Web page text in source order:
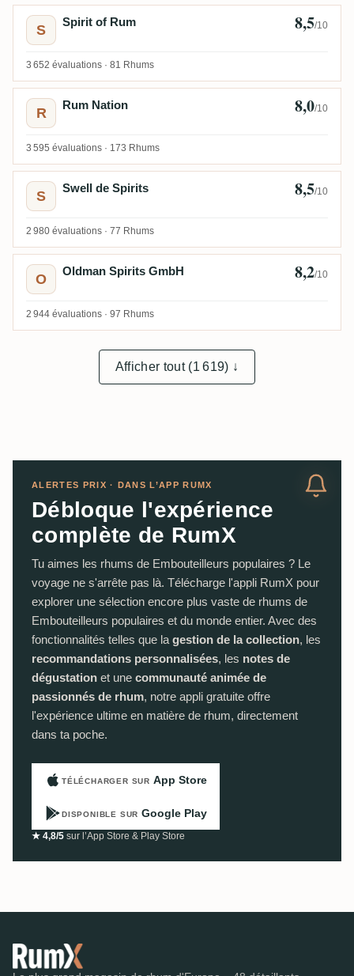
S
Spirit of Rum 8,5/10
3 652 évaluations · 81 Rhums
R
Rum Nation 8,0/10
3 595 évaluations · 173 Rhums
S
Swell de Spirits 8,5/10
2 980 évaluations · 77 Rhums
O
Oldman Spirits GmbH 8,2/10
2 944 évaluations · 97 Rhums
Afficher tout (1 619) ↓
ALERTES PRIX · DANS L’APP RUMX
Débloque l'expérience
complète de RumX
Tu aimes les rhums de Embouteilleurs populaires ? Le
voyage ne s'arrête pas là. Télécharge l'appli RumX pour
explorer une sélection encore plus vaste de rhums de
Embouteilleurs populaires et du monde entier. Avec des
fonctionnalités telles que la gestion de la collection, les
recommandations personnalisées, les notes de
dégustation et une communauté animée de
passionnés de rhum, notre appli gratuite offre
l'expérience ultime en matière de rhum, directement
dans ta poche.
TÉLÉCHARGER SUR App Store
DISPONIBLE SUR Google Play
★ 4,8/5 sur l’App Store & Play Store